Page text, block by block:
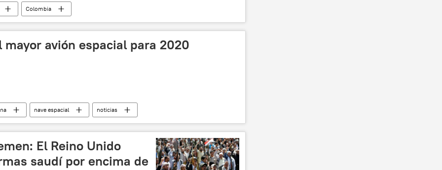
Colombia
Colombia
rehenes noticias
avión espacial para 2020
nave espacial noticias
El Reino Unido
saudí por encima de